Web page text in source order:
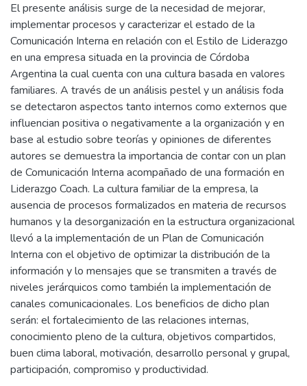
El presente análisis surge de la necesidad de mejorar,
implementar procesos y caracterizar el estado de la
Comunicación Interna en relación con el Estilo de Liderazgo
en una empresa situada en la provincia de Córdoba
Argentina la cual cuenta con una cultura basada en valores
familiares. A través de un análisis pestel y un análisis foda
se detectaron aspectos tanto internos como externos que
influencian positiva o negativamente a la organización y en
base al estudio sobre teorías y opiniones de diferentes
autores se demuestra la importancia de contar con un plan
de Comunicación Interna acompañado de una formación en
Liderazgo Coach. La cultura familiar de la empresa, la
ausencia de procesos formalizados en materia de recursos
humanos y la desorganización en la estructura organizacional
llevó a la implementación de un Plan de Comunicación
Interna con el objetivo de optimizar la distribución de la
información y lo mensajes que se transmiten a través de
niveles jerárquicos como también la implementación de
canales comunicacionales. Los beneficios de dicho plan
serán: el fortalecimiento de las relaciones internas,
conocimiento pleno de la cultura, objetivos compartidos,
buen clima laboral, motivación, desarrollo personal y grupal,
participación, compromiso y productividad.